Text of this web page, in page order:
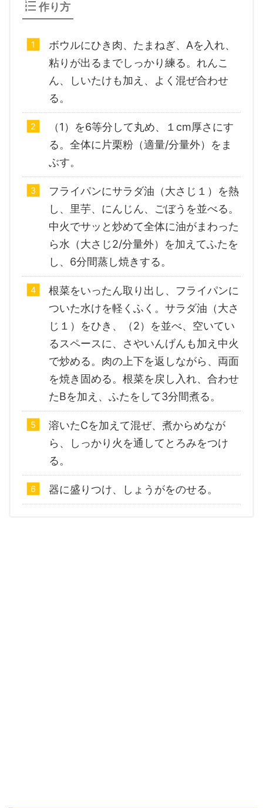
作り方
ボウルにひき肉、たまねぎ、Aを入れ、
粘りが出るまでしっかり練る。れんこ
ん、しいたけも加え、よく混ぜ合わせ
る。
（1）を6等分して丸め、１cm厚さにす
る。全体に片栗粉（適量/分量外）をま
ぶす。
フライパンにサラダ油（大さじ１）を熱
し、里芋、にんじん、ごぼうを並べる。
中火でサッと炒めて全体に油がまわった
ら水（大さじ2/分量外）を加えてふたを
し、6分間蒸し焼きする。
根菜をいったん取り出し、フライパンに
ついた水けを軽くふく。サラダ油（大さ
じ１）をひき、（2）を並べ、空いてい
るスペースに、さやいんげんも加え中火
で炒める。肉の上下を返しながら、両面
を焼き固める。根菜を戻し入れ、合わせ
たBを加え、ふたをして3分間煮る。
溶いたCを加えて混ぜ、煮からめなが
ら、しっかり火を通してとろみをつけ
る。
器に盛りつけ、しょうがをのせる。